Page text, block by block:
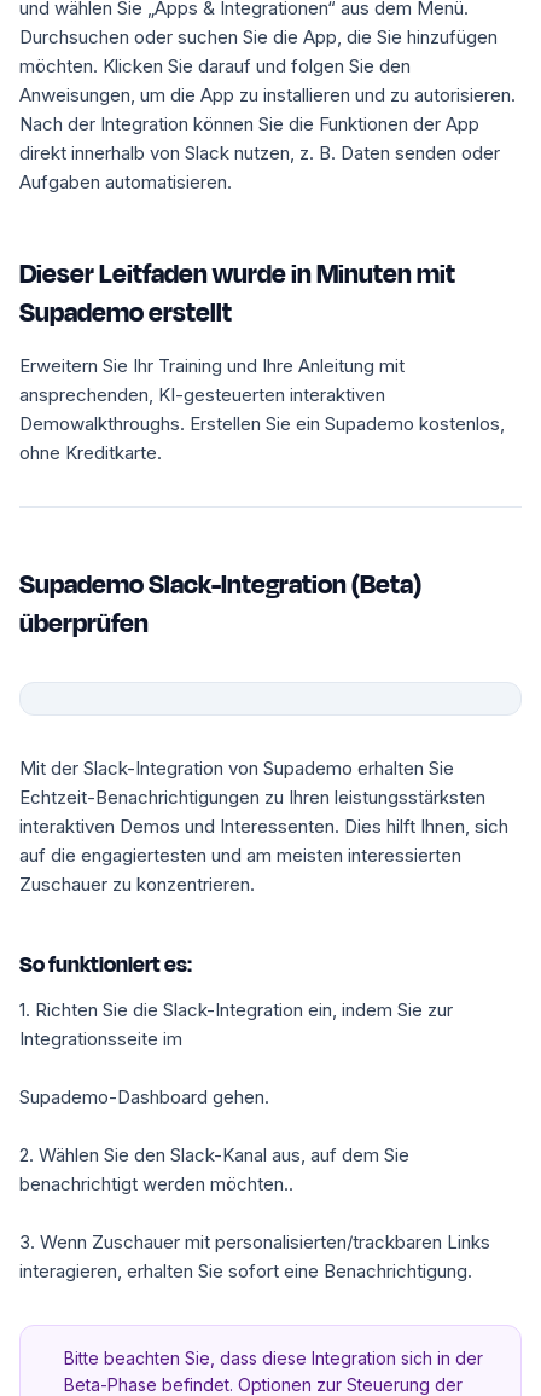
und wählen Sie „Apps & Integrationen“ aus dem Menü.
Durchsuchen oder suchen Sie die App, die Sie hinzufügen
möchten. Klicken Sie darauf und folgen Sie den
Anweisungen, um die App zu installieren und zu autorisieren.
Nach der Integration können Sie die Funktionen der App
direkt innerhalb von Slack nutzen, z. B. Daten senden oder
Aufgaben automatisieren.
Dieser Leitfaden wurde in Minuten mit
Supademo erstellt
Erweitern Sie Ihr Training und Ihre Anleitung mit
ansprechenden, KI-gesteuerten interaktiven
Demowalkthroughs. Erstellen Sie ein Supademo kostenlos,
ohne Kreditkarte.
Supademo Slack-Integration (Beta)
überprüfen
Mit der Slack-Integration von Supademo erhalten Sie
Echtzeit-Benachrichtigungen zu Ihren leistungsstärksten
interaktiven Demos und Interessenten. Dies hilft Ihnen, sich
auf die engagiertesten und am meisten interessierten
Zuschauer zu konzentrieren.
So funktioniert es:
1. Richten Sie die Slack-Integration ein, indem Sie zur
Integrationsseite im
Supademo-Dashboard gehen.
2. Wählen Sie den Slack-Kanal aus, auf dem Sie
benachrichtigt werden möchten..
3. Wenn Zuschauer mit personalisierten/trackbaren Links
interagieren, erhalten Sie sofort eine Benachrichtigung.
Bitte beachten Sie, dass diese Integration sich in der
Beta-Phase befindet. Optionen zur Steuerung der